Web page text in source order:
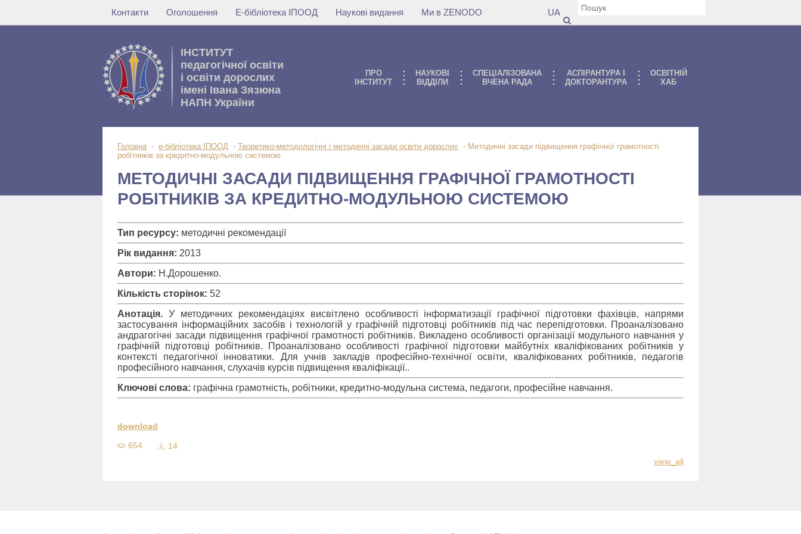
Контакти Оголошення Е-бібліотека ІПООД Наукові видання Ми в ZENODO UA
IНСТИТУТ
педагогічної освіти
i освiти дорослих
імені Івана Зязюна
НАПН України
ПРО
IНСТИТУТ
НАУКОВI
ВIДДIЛИ
СПЕЦІАЛІЗОВАНА
ВЧЕНА РАДА
АСПIРАНТУРА I
ДОКТОРАНТУРА
ОСВІТНІЙ
ХАБ
Головна- е-бібліотека ІПООД - Теоретико-методологічні і методичні засади освіти дорослих - Методичні засади підвищення графічної грамотності
робітників за кредитно-модульною системою
МЕТОДИЧНІ ЗАСАДИ ПІДВИЩЕННЯ ГРАФІЧНОЇ ГРАМОТНОСТІ
РОБІТНИКІВ ЗА КРЕДИТНО-МОДУЛЬНОЮ СИСТЕМОЮ
Тип ресурсу: методичні рекомендації
Рік видання: 2013
Автори: Н.Дорошенко.
Кількість сторінок: 52
Анотація. У методичних рекомендаціях висвітлено особливості інформатизації графічної підготовки фахівців, напрями
застосування інформаційних засобів і технологій у графічній підготовці робітників під час перепідготовки. Проаналізовано
андрагогічні засади підвищення графічної грамотності робітників. Викладено особливості організації модульного навчання у
графічній підготовці робітників. Проаналізовано особливості графічної підготовки майбутніх кваліфікованих робітників у
контексті педагогічної інноватики. Для учнів закладів професійно-технічної освіти, кваліфікованих робітників, педагогів
професійного навчання, слухачів курсів підвищення кваліфікації..
Ключові слова: графічна грамотність, робітники, кредитно-модульна система, педагоги, професійне навчання.
download
654
14
view_all